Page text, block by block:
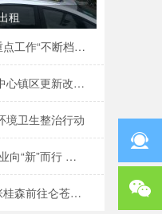
租
这个“五一”，仑苍镇重点工作“不断档”！
市领导到仑苍镇调研中心镇区更新改造项目建
境卫生整治行动
知识产权宣传 助力企业向“新”而行 ——仑
4月22日，市委书记张桂森前往仑苍镇、洪濑